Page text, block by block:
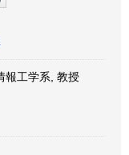
報工学系, 教授